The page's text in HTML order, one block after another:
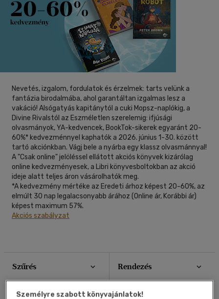
Nevetés, izgalom, fordulatok és érzelmek: tarts velünk a
fantázia birodalmába, ahol garantáltan izgalmas lesz a
vakáció! Alsógatyás kapitánytól a cuki Mopsz-naplókig, a
Divine Rivalstól az Eszméletlen szerelemig: ifjúsági
olvasmányok, YA-kedvencek, BookTok-sikerek egyaránt 20-
60%* kedvezménnyel kaphatók a 2026. június 1-30. között
tartó akciónkban. Vágj bele a nyárba egy klassz olvasmánnyal!
A "Csak online" jelöléssel ellátott akciós könyvek kizárólag
online kedvezményesek, a Libri könyvesboltokban az akció
ideje alatt teljes áron vásárolhatók meg.
*A kedvezmény mértéke az Eredeti árhoz képest 20-60%, az
elmúlt 30 nap legalacsonyabb árához (Online ár, Korábbi ár)
képest maximum 57%.
Akciós szabályzat
6 -10 év (30)
10 - 14 év(23)
14 - 18 év (33)
(78)
Gyermek és ifjúsági(32)
Felnőtt(14)
Nyelv szerint
Magyar (216)
Alkalmaz
Szűrés Rendezés
40 db / oldal
Alkalmaz
Összesen216db
Személyre szabott könyvajánlatok!